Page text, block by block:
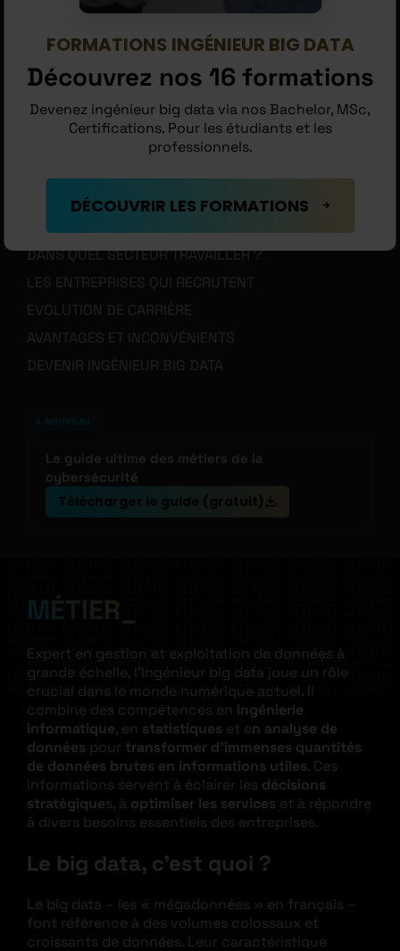
LES RESPONSABILITÉS
COMPÉTENCES
QUELLE FORMATION ?
SALAIRE
DANS QUEL SECTEUR TRAVAILLER ?
LES ENTREPRISES QUI RECRUTENT
EVOLUTION DE CARRIÈRE
AVANTAGES ET INCONVÉNIENTS
DEVENIR INGÉNIEUR BIG DATA
Le guide ultime des métiers de la
cybersécurité
Télécharger le guide (gratuit)
01100101 00100000 01110100 01110101 00100000 01100011 01101000
01100101 01110010 01100011 01101000 01100101 01110011 00100000
01110001 01110101 01100101 01101100 01110001 01110101 01100101
00100000 01010110 01100001 00100000 01110110 01101111 01101001
01110010 00100000 01100100 01100001 01101110 01110011 00100000
01101100 01100101 00100000 01100011 01101111 01100100 01100101
00100000 01110011 01101111 01110101 01110010 01100011 01100101
MÉTIER
Expert en gestion et exploitation de données à
grande échelle, l’Ingénieur big data joue un rôle
crucial dans le monde numérique actuel. Il
combine des compétences en ingénierie
informatique, en statistiques et en analyse de
données pour transformer d’immenses quantités
de données brutes en informations utiles. Ces
informations servent à éclairer les décisions
stratégiques, à optimiser les services et à répondre
à divers besoins essentiels des entreprises.
Le big data, c’est quoi ?
Le big data – les « mégadonnées » en français –
font référence à des volumes colossaux et
croissants de données. Leur caractéristique
FORMATIONS INGÉNIEUR BIG DATA
Découvrez nos 16 formations
Devenez ingénieur big data via nos Bachelor, MSc,
Certifications. Pour les étudiants et les
professionnels.
DÉCOUVRIR LES FORMATIONS